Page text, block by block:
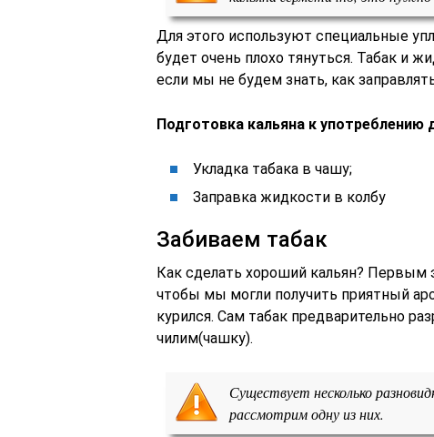
Для этого используют специальные
будет очень плохо тянуться. Табак и
если мы не будем знать, как
Подготовка кальяна к употреблению
Укладка табака в чашу;
Заправка жидкости в колбу
Забиваем табак
Как сделать хороший кальян? Первым
чтобы мы могли получить приятный
курился. Сам табак предварительно
чилим(чашку).
Существует несколько
рассмотрим одну из них.